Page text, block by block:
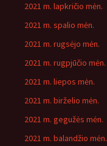
2021 m. lapkričio mėn.
2021 m. spalio mėn.
2021 m. rugsėjo mėn.
2021 m. rugpjūčio mėn.
2021 m. liepos mėn.
2021 m. birželio mėn.
2021 m. gegužės mėn.
2021 m. balandžio mėn.